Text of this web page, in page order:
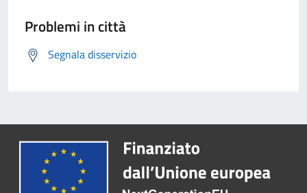
Problemi in città
Segnala disservizio